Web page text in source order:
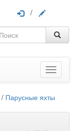
/
Меню
/ Парусные яхты